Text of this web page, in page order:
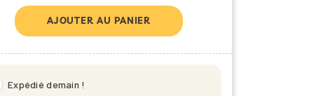
AJOUTER AU PANIER
Expédié demain !